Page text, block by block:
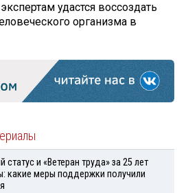
удастся воссоздать
организма в
статус и «Ветеран труда» за 25 лет
какие меры поддержки получили